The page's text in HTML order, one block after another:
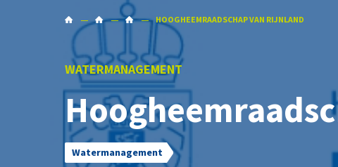
HOOGHEEMRAADSCHAP VAN RIJNLAND
WATERMANAGEMENT
Watermanagement